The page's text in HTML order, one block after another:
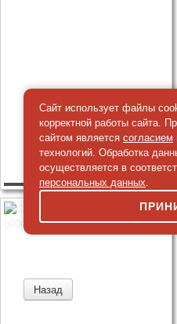
Сайт использует файлы
корректной работы сайта.
сайтом является согласием
технологий. Обработка
осуществляется в
персональных данных.